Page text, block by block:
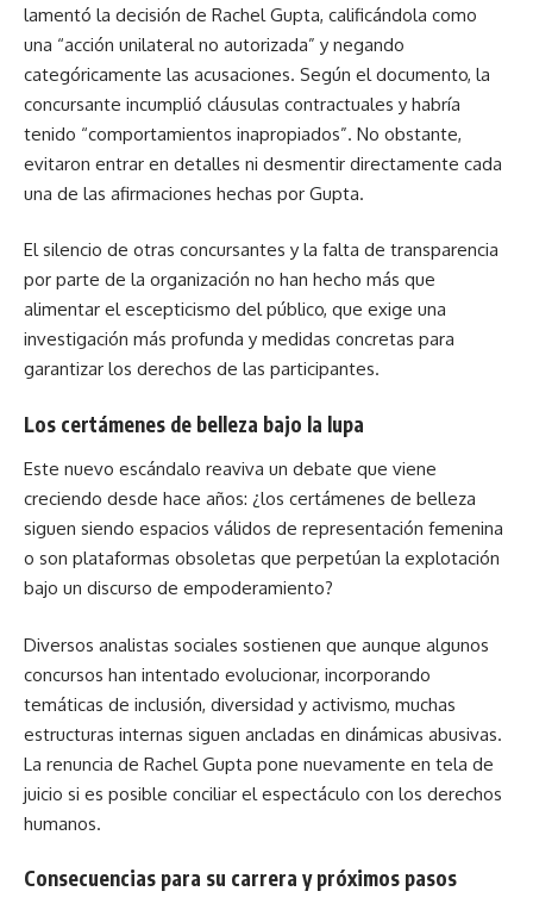
lamentó la decisión de Rachel Gupta, calificándola como
una “acción unilateral no autorizada” y negando
categóricamente las acusaciones. Según el documento, la
concursante incumplió cláusulas contractuales y habría
tenido “comportamientos inapropiados”. No obstante,
evitaron entrar en detalles ni desmentir directamente cada
una de las afirmaciones hechas por Gupta.
El silencio de otras concursantes y la falta de transparencia
por parte de la organización no han hecho más que
alimentar el escepticismo del público, que exige una
investigación más profunda y medidas concretas para
garantizar los derechos de las participantes.
Los certámenes de belleza bajo la lupa
Este nuevo escándalo reaviva un debate que viene
creciendo desde hace años: ¿los certámenes de belleza
siguen siendo espacios válidos de representación femenina
o son plataformas obsoletas que perpetúan la explotación
bajo un discurso de empoderamiento?
Diversos analistas sociales sostienen que aunque algunos
concursos han intentado evolucionar, incorporando
temáticas de inclusión, diversidad y activismo, muchas
estructuras internas siguen ancladas en dinámicas abusivas.
La renuncia de Rachel Gupta pone nuevamente en tela de
juicio si es posible conciliar el espectáculo con los derechos
humanos.
Consecuencias para su carrera y próximos pasos